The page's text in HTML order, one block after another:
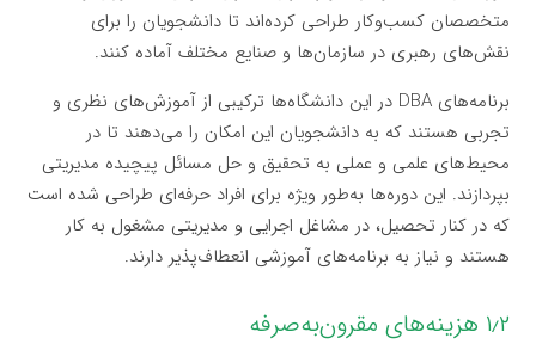
متخصصان کسب‌وکار طراحی کرده‌اند تا دانشجویان را برای
نقش‌های رهبری در سازمان‌ها و صنایع مختلف آماده کنند.
برنامه‌های DBA در این دانشگاه‌ها ترکیبی از آموزش‌های نظری و
تجربی هستند که به دانشجویان این امکان را می‌دهند تا در
محیط‌های علمی و عملی به تحقیق و حل مسائل پیچیده مدیریتی
بپردازند. این دوره‌ها به‌طور ویژه برای افراد حرفه‌ای طراحی شده است
که در کنار تحصیل، در مشاغل اجرایی و مدیریتی مشغول به کار
هستند و نیاز به برنامه‌های آموزشی انعطاف‌پذیر دارند.
۱٫۲ هزینه‌های مقرون‌به‌صرفه